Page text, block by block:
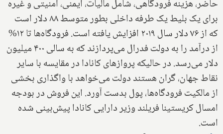
حاضر، هزینه فرودگاهی، شامل مالیات، ایمنی، امنیتی و غیره
برای یک بلیط یک طرفه داخلی بطور متوسط ۸۸ دلار است
که از ۷۶ دلار سال ۲۰۱۹ افزایش یافته است. فرودگاه‌ها تا ۱۲%
از درآمد را به دولت فدرال می‌پردازند که به سالی ۴۰۰ میلیون
دلار می‌رسد. در حالیکه پروازهای کانادا در مقایسه با سایر
نقاط جهان، گران هستند دولت می‌خواهد با واگذاری بخشی
از مالکیت فرودگاه‌ها، پول بدست آورد. این فروش در بودجه
امسال کریستینا فریلند وزیر دارایی کانادا پیش‌بینی شده
است.